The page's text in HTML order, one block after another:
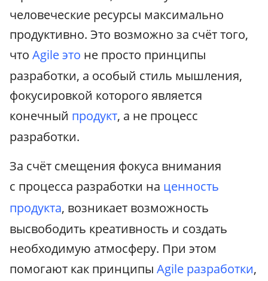
человеческие ресурсы максимально
продуктивно. Это возможно за счёт того,
что Agile это не просто принципы
разработки, а особый стиль мышления,
фокусировкой которого является
конечный продукт, а не процесс
разработки.
За счёт смещения фокуса внимания
с процесса разработки на ценность
продукта, возникает возможность
высвободить креативность и создать
необходимую атмосферу. При этом
помогают как принципы Agile разработки,